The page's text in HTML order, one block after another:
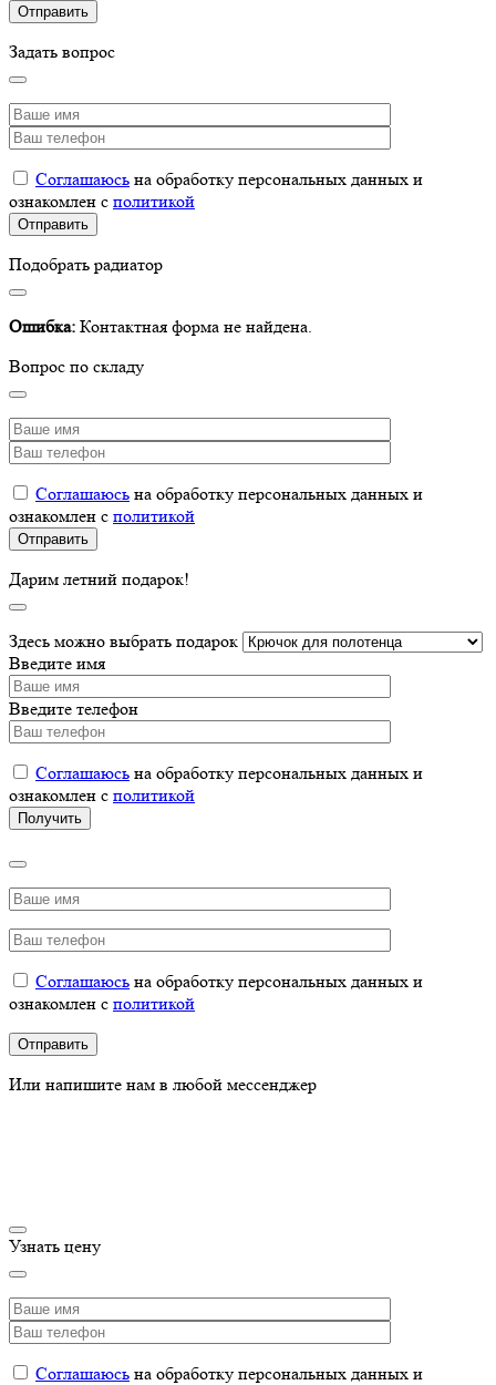
Задать вопрос
Соглашаюсь на обработку персональных данных и
ознакомлен с политикой
Подобрать радиатор
Ошибка: Контактная форма не найдена.
Вопрос по складу
Соглашаюсь на обработку персональных данных и
ознакомлен с политикой
Дарим летний подарок!
Здесь можно выбрать подарок
Введите имя
Введите телефон
Соглашаюсь на обработку персональных данных и
ознакомлен с политикой
Соглашаюсь на обработку персональных данных и
ознакомлен с политикой
Или напишите нам в любой мессенджер
Узнать цену
Соглашаюсь на обработку персональных данных и